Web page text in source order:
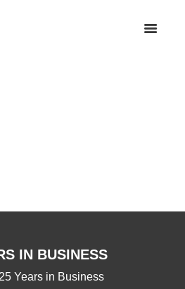
IN BUSINESS
Years in Business